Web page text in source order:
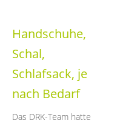
Handschuhe,
Schal,
Schlafsack, je
nach Bedarf
Das DRK-Team hatte